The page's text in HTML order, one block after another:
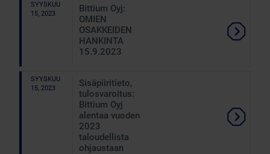
SYYSKUU
15, 2023
Bittium Oyj:
OMIEN
OSAKKEIDEN
HANKINTA
15.9.2023
SYYSKUU
15, 2023
Sisäpiiritieto,
tulosvaroitus:
Bittium Oyj
alentaa vuoden
2023
taloudellista
ohjaustaan